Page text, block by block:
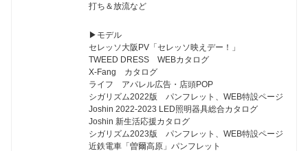
打ち＆放流など
▶︎モデル
セレッソ大阪PV「セレッソ映えデー！」
TWEED DRESS WEBカタログ
X-Fang カタログ
ライフ アパレル広告・店頭POP
シガリズム2022版 パンフレット、WEB特設ページ
Joshin 2022-2023 LED照明器具総合カタログ
Joshin 新生活応援カタログ
シガリズム2023版 パンフレット、WEB特設ページ
近鉄電車「曽爾高原」パンフレット